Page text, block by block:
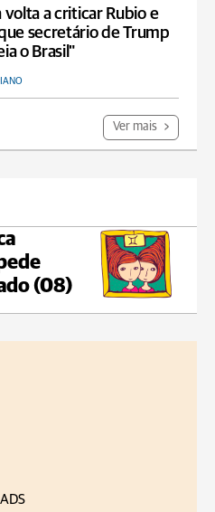
volta a criticar Rubio e
secretário de Trump
o Brasil"
Ver mais
(08)
ADS